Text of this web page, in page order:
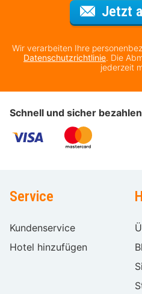
Jetzt
Wir verarbeiten Ihre
Datenschutzrichtlinie. Die
jederzeit
Schnell und sicher
Service
Kundenservice
Hotel hinzufügen